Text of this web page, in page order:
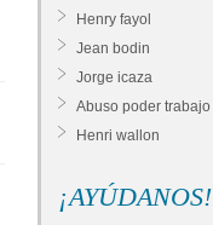
Henry fayol
Jean bodin
Jorge icaza
Abuso poder trabajo
Henri wallon
¡AYÚDANOS!